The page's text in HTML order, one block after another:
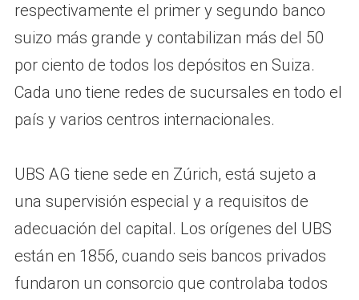
respectivamente el primer y segundo banco
suizo más grande y contabilizan más del 50
por ciento de todos los depósitos en Suiza.
Cada uno tiene redes de sucursales en todo el
país y varios centros internacionales.
UBS AG tiene sede en Zúrich, está sujeto a
una supervisión especial y a requisitos de
adecuación del capital. Los orígenes del UBS
están en 1856, cuando seis bancos privados
fundaron un consorcio que controlaba todos